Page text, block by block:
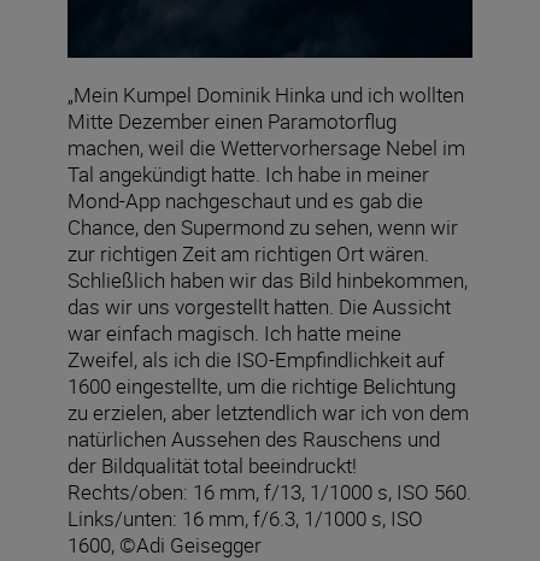
„Mein Kumpel Dominik Hinka und ich wollten
Mitte Dezember einen Paramotorflug
machen, weil die Wettervorhersage Nebel im
Tal angekündigt hatte. Ich habe in meiner
Mond-App nachgeschaut und es gab die
Chance, den Supermond zu sehen, wenn wir
zur richtigen Zeit am richtigen Ort wären.
Schließlich haben wir das Bild hinbekommen,
das wir uns vorgestellt hatten. Die Aussicht
war einfach magisch. Ich hatte meine
Zweifel, als ich die ISO-Empfindlichkeit auf
1600 eingestellte, um die richtige Belichtung
zu erzielen, aber letztendlich war ich von dem
natürlichen Aussehen des Rauschens und
der Bildqualität total beeindruckt!
Rechts/oben: 16 mm, f/13, 1/1000 s, ISO 560.
Links/unten: 16 mm, f/6.3, 1/1000 s, ISO
1600, ©Adi Geisegger